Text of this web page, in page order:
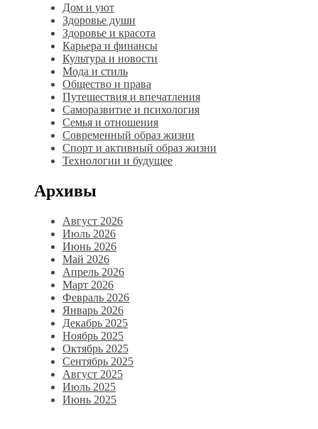
Дом и уют
Здоровье души
Здоровье и красота
Карьера и финансы
Культура и новости
Мода и стиль
Общество и права
Путешествия и впечатления
Саморазвитие и психология
Семья и отношения
Современный образ жизни
Спорт и активный образ жизни
Технологии и будущее
Архивы
Август 2026
Июль 2026
Июнь 2026
Май 2026
Апрель 2026
Март 2026
Февраль 2026
Январь 2026
Декабрь 2025
Ноябрь 2025
Октябрь 2025
Сентябрь 2025
Август 2025
Июль 2025
Июнь 2025